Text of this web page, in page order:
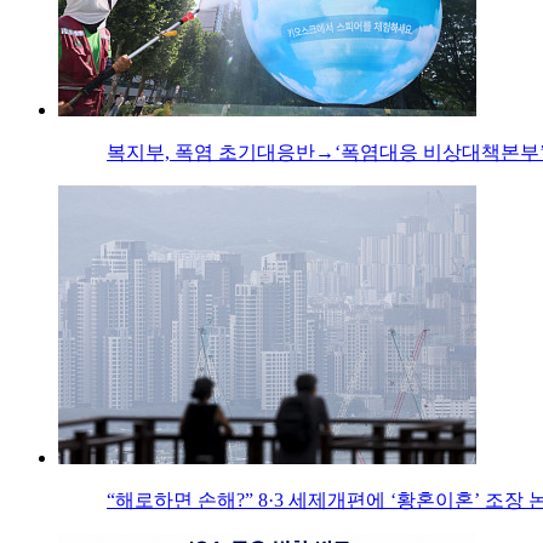
복지부, 폭염 초기대응반→‘폭염대응 비상대책본부
“해로하면 손해?” 8·3 세제개편에 ‘황혼이혼’ 조장